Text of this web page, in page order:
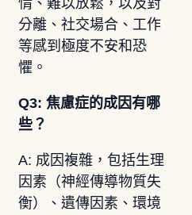
分離、社交場合、工作
等感到極度不安和恐
懼。
Q3: 焦慮症的成因有哪
些？
A: 成因複雜，包括生理
因素（神經傳導物質失
衡）、遺傳因素、環境